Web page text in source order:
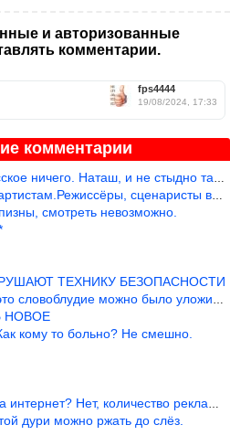
и авторизованные
комментарии.
fps4444
19/08/2024, 17:33
комментарии
ничего. Наташ, и не стыдно такую фигн
сценаристы вы где или к
смотреть невозможно.
ТЕХНИКУ БЕЗОПАСНОСТИ
можно было уложить в 1 мин
НОВОЕ
кому то больно? Не смешно.
Нет, количество рекламы выводи
дури можно ржать до слёз.